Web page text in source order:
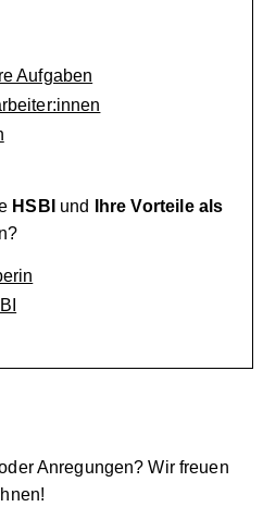
Aufgaben
HSBI und
Ihre Vorteile als
Anregungen? Wir freuen